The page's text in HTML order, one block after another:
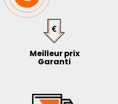
Meilleur prix
Garanti